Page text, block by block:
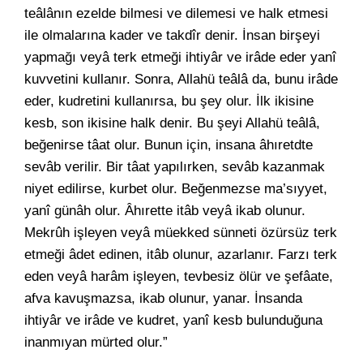
teâlânın ezelde bilmesi ve dilemesi ve halk etmesi
ile olmalarına kader ve takdîr denir. İnsan birşeyi
yapmağı veyâ terk etmeği ihtiyâr ve irâde eder yanî
kuvvetini kullanır. Sonra, Allahü teâlâ da, bunu irâde
eder, kudretini kullanırsa, bu şey olur. İlk ikisine
kesb, son ikisine halk denir. Bu şeyi Allahü teâlâ,
beğenirse tâat olur. Bunun için, insana âhıretdte
sevâb verilir. Bir tâat yapılırken, sevâb kazanmak
niyet edilirse, kurbet olur. Beğenmezse ma’sıyyet,
yanî günâh olur. Âhırette itâb veyâ ikab olunur.
Mekrûh işleyen veyâ müekked sünneti özürsüz terk
etmeği âdet edinen, itâb olunur, azarlanır. Farzı terk
eden veyâ harâm işleyen, tevbesiz ölür ve şefâate,
afva kavuşmazsa, ikab olunur, yanar. İnsanda
ihtiyâr ve irâde ve kudret, yanî kesb bulunduğuna
inanmıyan mürted olur.”